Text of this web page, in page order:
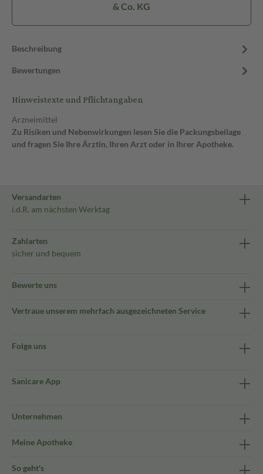
& Co. KG
Beschreibung
Bewertungen
Hinweistexte und Pflichtangaben
Arzneimittel
Zu Risiken und Nebenwirkungen lesen Sie die Packungsbeilage
und fragen Sie Ihre Ärztin, Ihren Arzt oder in Ihrer Apotheke.
Versandarten
i.d.R. am nächsten Werktag
Zahlarten
sicher und bequem
Bewerte uns
Vertraue unserem mehrfach ausgezeichneten Service
Folge uns
Sanicare App
Unternehmen
Meine Apotheke
So geht's